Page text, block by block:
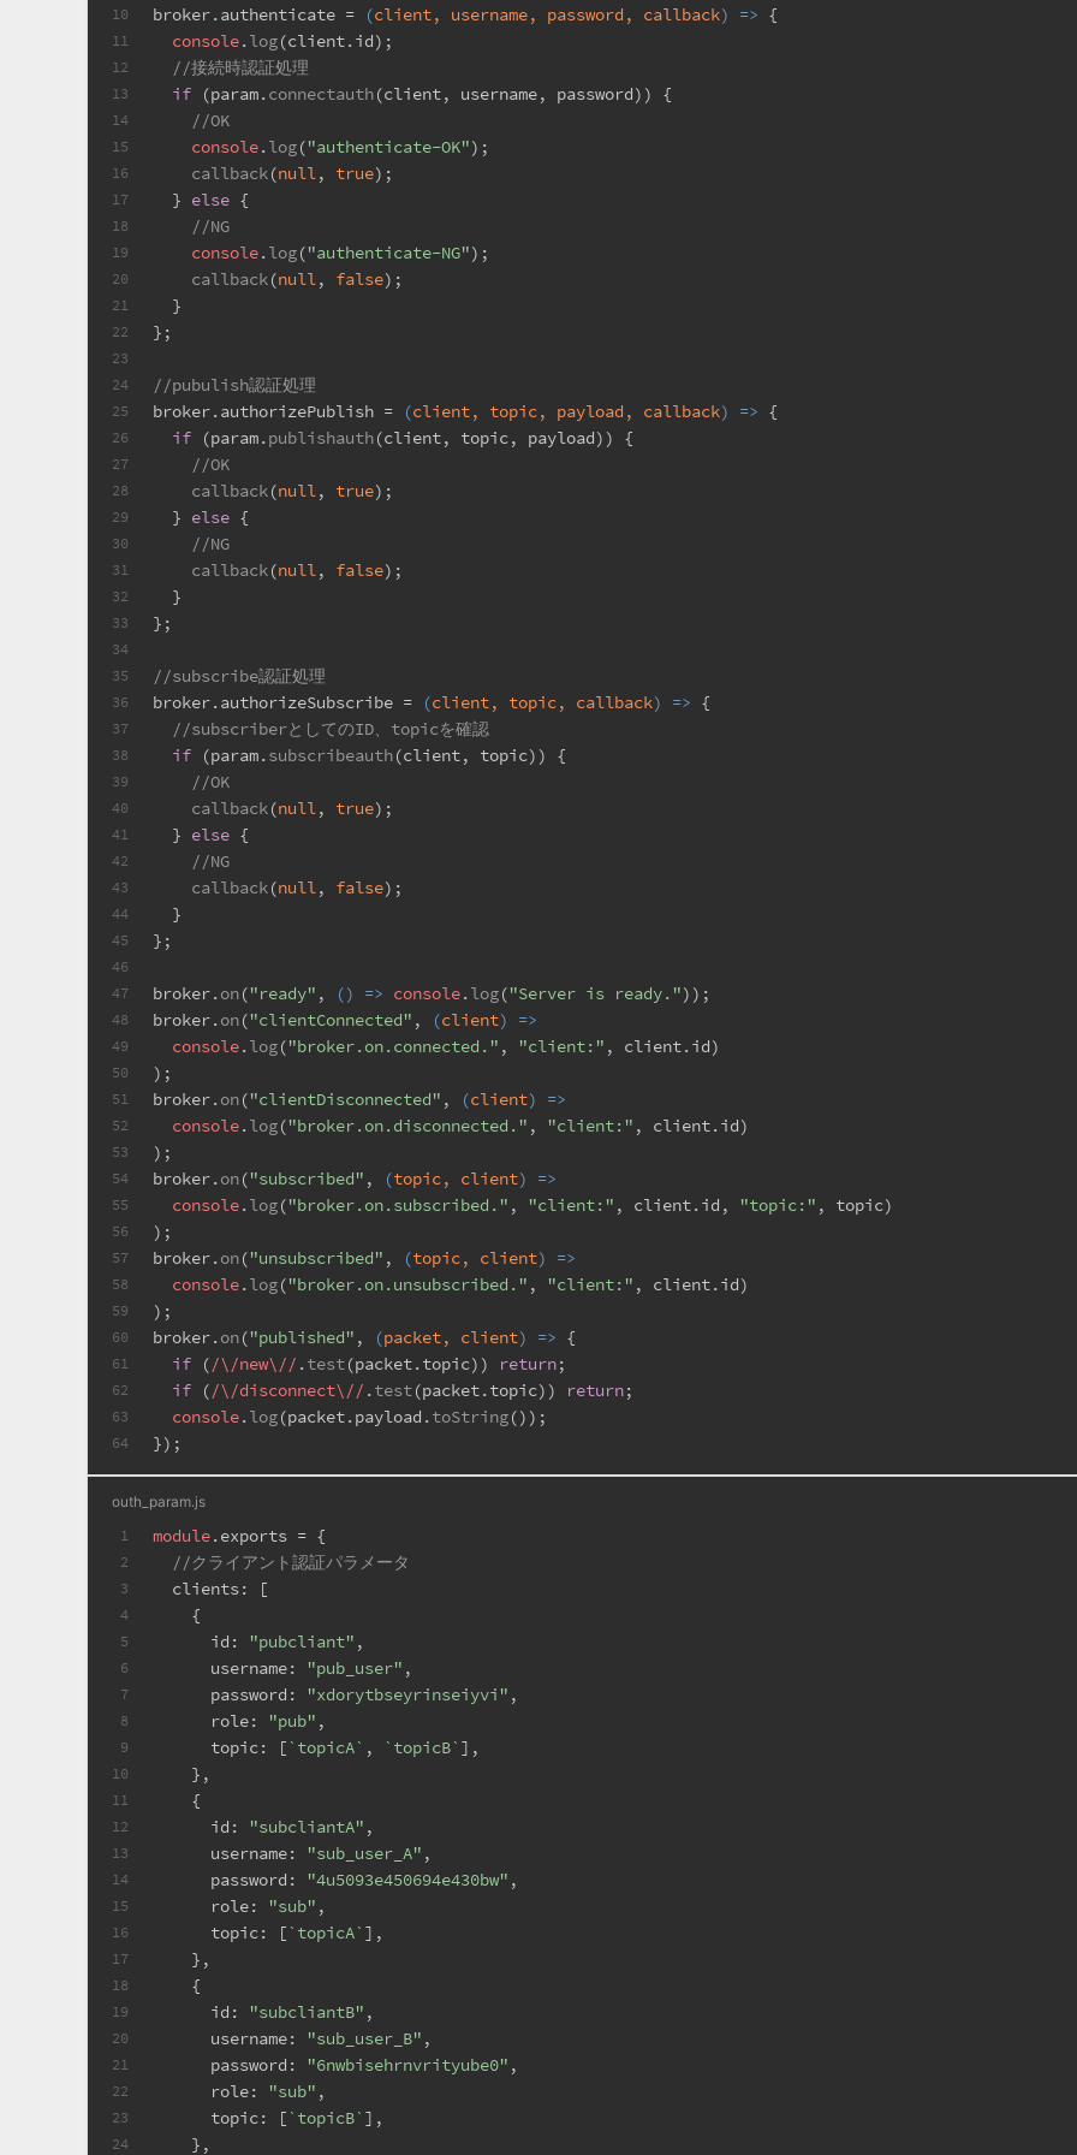
10
11
12
13
14
15
16
17
18
19
20
21
22
23
24
25
26
27
28
29
30
31
32
33
34
35
36
37
38
39
40
41
42
43
44
45
46
47
48
49
50
51
52
53
54
55
56
57
58
59
60
61
62
63
64
broker.authenticate = (client, username, password, callback) => {
console.log(client.id);
//接続時認証処理
if (param.connectauth(client, username, password)) {
//OK
console.log("authenticate-OK");
callback(null, true);
  }
else {
//NG
console.log("authenticate-NG");
callback(null, false);
  }
};
//pubulish認証処理
broker.authorizePublish = (client, topic, payload, callback) => {
if (param.publishauth(client, topic, payload)) {
//OK
callback(null, true);
  }
else {
//NG
callback(null, false);
  }
};
//subscribe認証処理
broker.authorizeSubscribe = (client, topic, callback) => {
//subscriberとしてのID、topicを確認
if (param.subscribeauth(client, topic)) {
//OK
callback(null, true);
  }
else {
//NG
callback(null, false);
  }
};
broker.on("ready" , () => console.log("Server is ready."));
broker.on("clientConnected" , (client) =>
console.log("broker.on.connected." , "client:" , client.id)
);
broker.on("clientDisconnected" , (client) =>
console.log("broker.on.disconnected." , "client:" , client.id)
);
broker.on("subscribed" , (topic, client) =>
console.log("broker.on.subscribed." , "client:" , client.id , "topic:" , topic)
);
broker.on("unsubscribed" , (topic, client) =>
console.log("broker.on.unsubscribed." , "client:" , client.id)
);
broker.on("published" , (packet, client) => {
if (/\/new\// .test(packet.topic)) return;
if (/\/disconnect\// .test(packet.topic)) return;
console.log(packet.payload .toString());
});
outh_param.js
1
2
3
4
5
6
7
8
9
10
11
12
13
14
15
16
17
18
19
20
21
22
23
24
module.exports = {
//クライアント認証パラメータ
clients: [
    {
id : "pubcliant" ,
username: "pub_user" ,
password : "xdorytbseyrinseiyvi" ,
role: "pub" ,
topic: [ `topicA` , `topicB` ],
    },
    {
id : "subcliantA" ,
username: "sub_user_A" ,
password : "4u5093e450694e430bw" ,
role: "sub" ,
topic: [ `topicA` ],
    },
    {
id : "subcliantB" ,
username: "sub_user_B" ,
password : "6nwbisehrnvrityube0" ,
role: "sub" ,
topic: [ `topicB` ],
    },